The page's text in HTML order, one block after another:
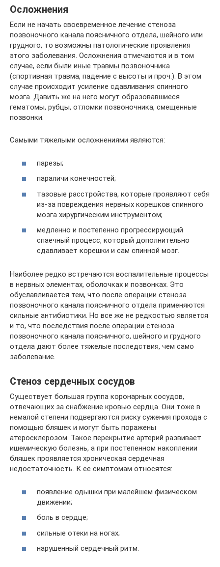
Осложнения
Если не начать своевременное лечение стеноза
позвоночного канала поясничного отдела, шейного или
грудного, то возможны патологические проявления
этого заболевания. Осложнения отмечаются и в том
случае, если были иные травмы позвоночника
(спортивная травма, падение с высоты и проч.). В этом
случае происходит усиление сдавливания спинного
мозга. Давить же на него могут образовавшиеся
гематомы, рубцы, отломки позвоночника, смещенные
позвонки.
Самыми тяжелыми осложнениями являются:
парезы;
параличи конечностей;
тазовые расстройства, которые проявляют себя
из-за повреждения нервных корешков спинного
мозга хирургическим инструментом;
медленно и постепенно прогрессирующий
спаечный процесс, который дополнительно
сдавливает корешки и сам спинной мозг.
Наиболее редко встречаются воспалительные процессы
в нервных элементах, оболочках и позвонках. Это
обуславливается тем, что после операции стеноза
позвоночного канала поясничного отдела применяются
сильные антибиотики. Но все же не редкостью является
и то, что последствия после операции стеноза
позвоночного канала поясничного, шейного и грудного
отдела дают более тяжелые последствия, чем само
заболевание.
Стеноз сердечных сосудов
Существует большая группа коронарных сосудов,
отвечающих за снабжение кровью сердца. Они тоже в
немалой степени подвергаются риску сужения прохода с
помощью бляшек и могут быть поражены
атеросклерозом. Такое перекрытие артерий развивает
ишемическую болезнь, а при постепенном накоплении
бляшек проявляется хроническая сердечная
недостаточность. К ее симптомам относятся:
появление одышки при малейшем физическом
движении;
боль в сердце;
сильные отеки на ногах;
нарушенный сердечный ритм.